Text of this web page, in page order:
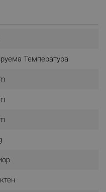
Температура